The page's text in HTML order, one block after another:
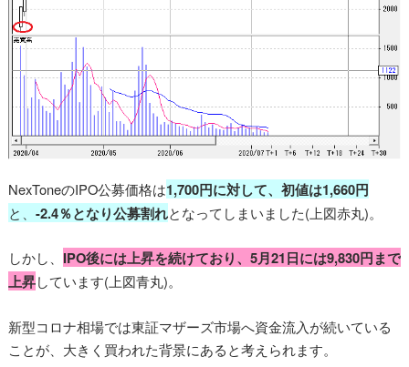
NexToneのIPO公募価格は1,700円に対して、初値は1,660円
と、 -2.4％となり公募割れとなってしまいました(上図赤丸)。
しかし、 IPO後には上昇を続けており、5月21日には9,830円まで
上昇しています(上図青丸)。
新型コロナ相場では東証マザーズ市場へ資金流入が続いている
ことが、大きく買われた背景にあると考えられます。